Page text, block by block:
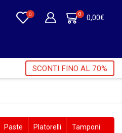
0 0 0,00€
SCONTI FINO AL 70%
Paste Platorelli Tamponi